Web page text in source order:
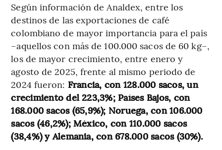
Según información de Analdex, entre los
destinos de las exportaciones de café
colombiano de mayor importancia para el país
–aquellos con más de 100.000 sacos de 60 kg–,
los de mayor crecimiento, entre enero y
agosto de 2025, frente al mismo periodo de
2024 fueron: Francia, con 128.000 sacos, un
crecimiento del 223,3%; Países Bajos, con
168.000 sacos (65,9%); Noruega, con 106.000
sacos (46,2%); México, con 110.000 sacos
(38,4%) y Alemania, con 678.000 sacos (30%).